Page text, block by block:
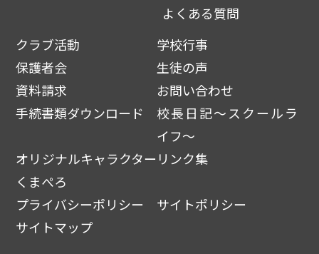
よくある質問
クラブ活動
学校行事
保護者会
生徒の声
資料請求
お問い合わせ
手続書類ダウンロード
校長日記～スクールラ
イフ～
オリジナルキャラクター
くまぺろ
リンク集
プライバシーポリシー
サイトポリシー
サイトマップ